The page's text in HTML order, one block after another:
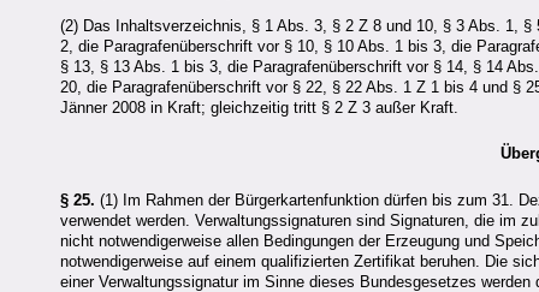
(2) Das Inhaltsverzeichnis, § 1 Abs. 3, § 2 Z 8 und 10, § 3 Abs. 1,
2, die Paragrafenüberschrift vor § 10, § 10 Abs. 1 bis 3, die
§ 13, § 13 Abs. 1 bis 3, die Paragrafenüberschrift vor § 14, § 14
20, die Paragrafenüberschrift vor § 22, § 22 Abs. 1 Z 1 bis 4 und §
Jänner 2008 in Kraft; gleichzeitig tritt § 2 Z 3 außer Kraft.
§ 25. (1) Im Rahmen der Bürgerkartenfunktion dürfen bis zum 31.
verwendet werden. Verwaltungssignaturen sind Signaturen, die im
nicht notwendigerweise allen Bedingungen der Erzeugung und
notwendigerweise auf einem qualifizierten Zertifikat beruhen. Die
einer Verwaltungssignatur im Sinne dieses Bundesgesetzes